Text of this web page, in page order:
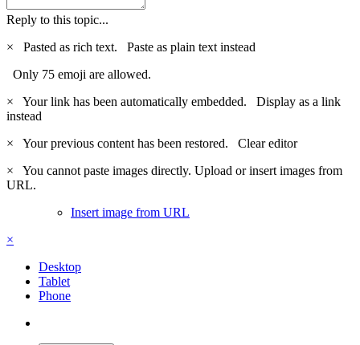
Reply to this topic...
×
Pasted as rich text. Paste as plain text instead
Only 75 emoji are allowed.
×
Your link has been automatically embedded. Display as a link
instead
×
Your previous content has been restored. Clear editor
×
You cannot paste images directly. Upload or insert images from
URL.
Insert image from URL
×
Desktop
Tablet
Phone